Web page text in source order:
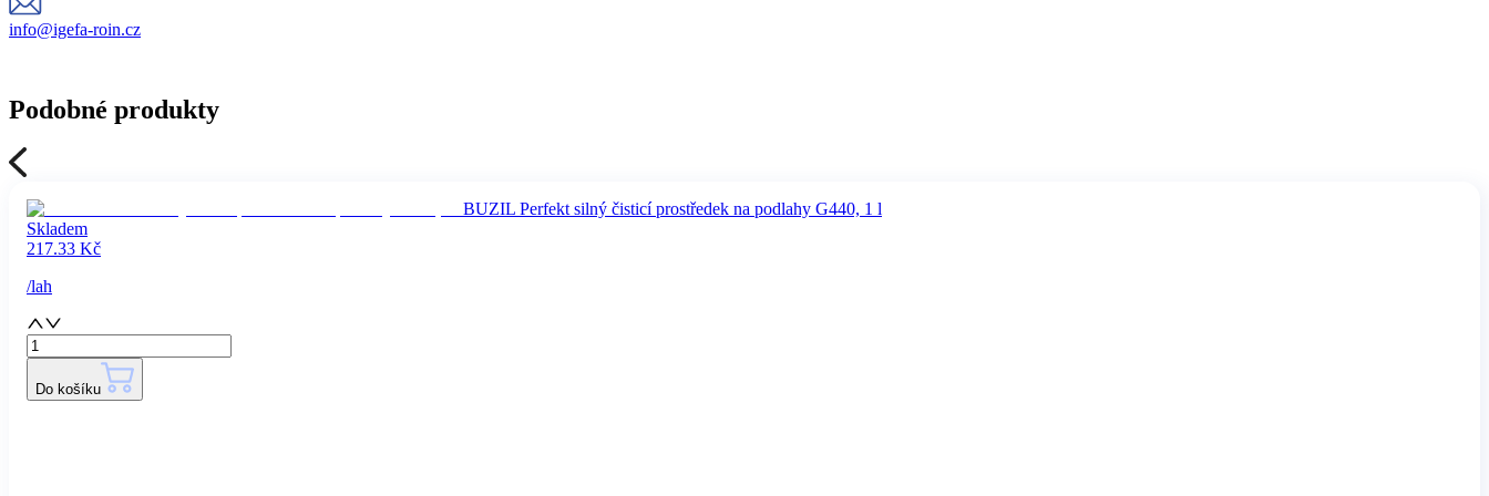
info@igefa-roin.cz
Podobné produkty
BUZIL Perfekt silný čisticí prostředek na podlahy G440, 1 l
Skladem
217.33 Kč
/lah
Do košíku